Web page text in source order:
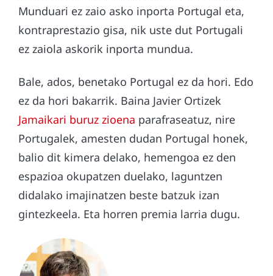
Munduari ez zaio asko inporta Portugal eta,
kontraprestazio gisa, nik uste dut Portugali
ez zaiola askorik inporta mundua.
Bale, ados, benetako Portugal ez da hori. Edo
ez da hori bakarrik. Baina Javier Ortizek
Jamaikari buruz zioena parafraseatuz, nire
Portugalek, amesten dudan Portugal honek,
balio dit kimera delako, hemengoa ez den
espazioa okupatzen duelako, laguntzen
didalako imajinatzen beste batzuk izan
gintezkeela. Eta horren premia larria dugu.